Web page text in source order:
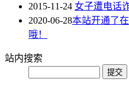
2015-11-24 女子遭电话
2020-06-28本站开通了
哦！
站内搜索